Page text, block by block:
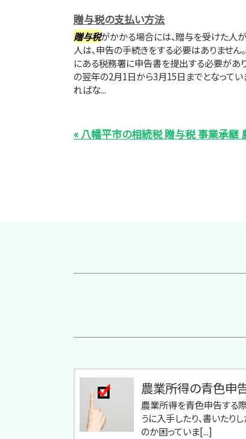
贈与税の支払い方法
贈与税がかかる場合には、贈与を受けた人
人は、申告の手続きをする必要はありませ
にある税務署に申告書を提出する必要があ
の翌年の2月1日から3月15日までとなって
ればな...
« 八幡平市の相続税 贈与税 事業承継
農業所得の青色申
農業所得を青色申告する
うに入手したり、書いたり
のか困っていま[...]